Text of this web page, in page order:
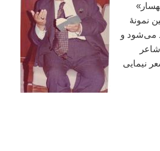
نمونۀ
می‌شود و
نیمایی